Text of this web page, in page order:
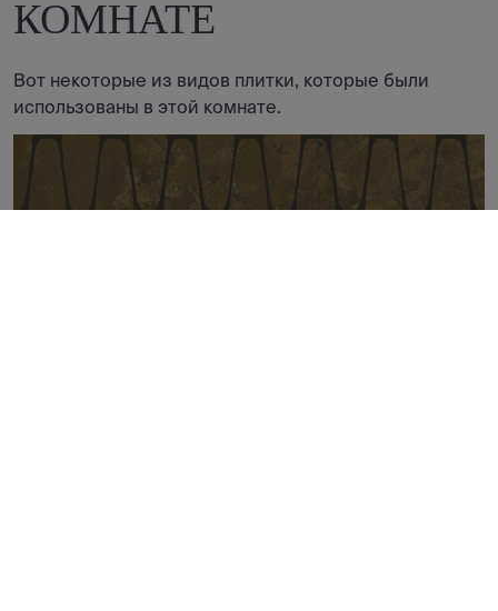
КОМНАТЕ
Вот некоторые из видов плитки, которые были
использованы в этой комнате.